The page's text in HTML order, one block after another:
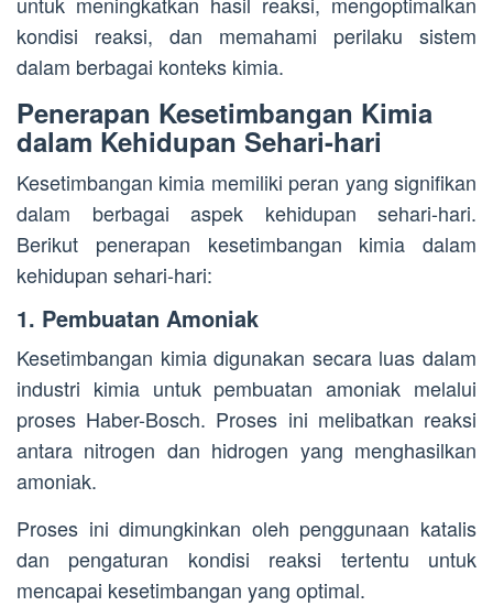
kondisi reaksi, dan memahami perilaku sistem
dalam berbagai konteks kimia.
Penerapan Kesetimbangan Kimia
dalam Kehidupan Sehari-hari
Kesetimbangan kimia memiliki peran yang signifikan
dalam berbagai aspek kehidupan sehari-hari.
Berikut penerapan kesetimbangan kimia dalam
kehidupan sehari-hari:
1. Pembuatan Amoniak
Kesetimbangan kimia digunakan secara luas dalam
industri kimia untuk pembuatan amoniak melalui
proses Haber-Bosch. Proses ini melibatkan reaksi
antara nitrogen dan hidrogen yang menghasilkan
amoniak.
Proses ini dimungkinkan oleh penggunaan katalis
dan pengaturan kondisi reaksi tertentu untuk
mencapai kesetimbangan yang optimal.